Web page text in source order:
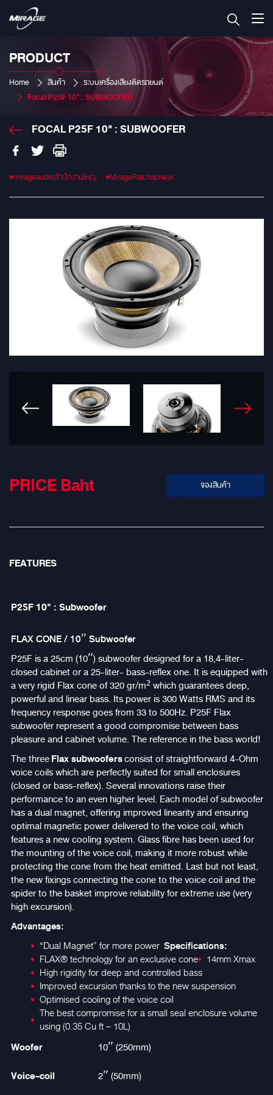
PRODUCT
Home สินค้า
ระบบเครื่องเสียงติดรถยนต์
Focal P25F 10" : SUBWOOFER
FOCAL P25F 10" : SUBWOOFER
#mirageaudioสำนักงานใหญ่ #MirageRatchapreuk
PRICEBaht จองสินค้า
FEATURES
P25F 10" : Subwoofer
FLAX CONE / 10″ Subwoofer
P25F is a 25cm (10″) subwoofer designed for a 18,4-liter-
closed cabinet or a 25-liter- bass-reflex one. It is equipped with
a very rigid Flax cone of 320 gr/m² which guarantees deep,
powerful and linear bass. Its power is 300 Watts RMS and its
frequency response goes from 33 to 500Hz. P25F Flax
subwoofer represent a good compromise between bass
pleasure and cabinet volume. The reference in the bass world!
The threeFlax subwoofersconsist of straightforward 4-Ohm
voice coils which are perfectly suited for small enclosures
(closed or bass-reflex). Several innovations raise their
performance to an even higher level. Each model of subwoofer
has a dual magnet, offering improved linearity and ensuring
optimal magnetic power delivered to the voice coil, which
features a new cooling system. Glass fibre has been used for
the mounting of the voice coil, making it more robust while
protecting the cone from the heat emitted. Last but not least,
the new fixings connecting the cone to the voice coil and the
spider to the basket improve reliability for extreme use (very
high excursion).
Advantages:
“Dual Magnet” for more power
FLAX® technology for an exclusive cone
14mm Xmax
High rigidity for deep and controlled bass
Improved excursion thanks to the new suspension
Optimised cooling of the voice coil
The best compromise for a small seal enclosure volume
using (0.35 Cu ft – 10L)
Specifications:
Woofer 10″ (250mm)
Voice-coil 2″ (50mm)